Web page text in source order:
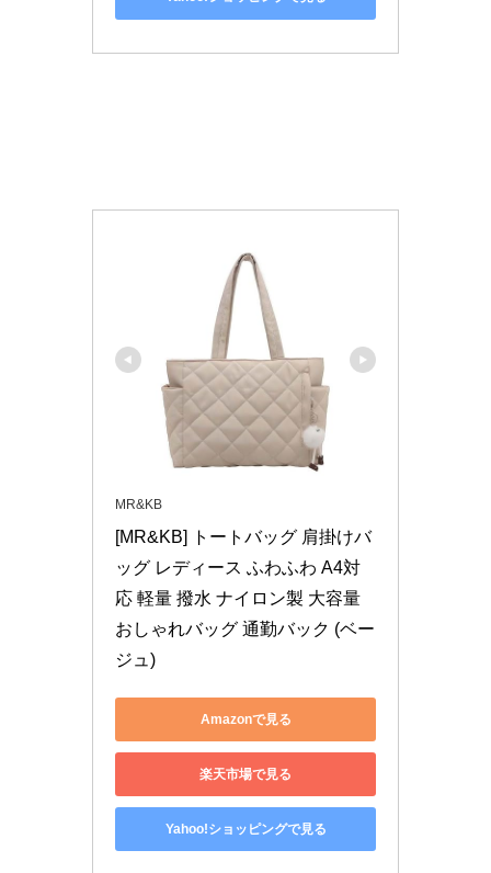
MR&KB
[MR&KB] トートバッグ 肩掛けバ
ッグ レディース ふわふわ A4対
応 軽量 撥水 ナイロン製 大容量
おしゃれバッグ 通勤バック (ベー
ジュ)
Amazonで見る
楽天市場で見る
Yahoo!ショッピングで見る